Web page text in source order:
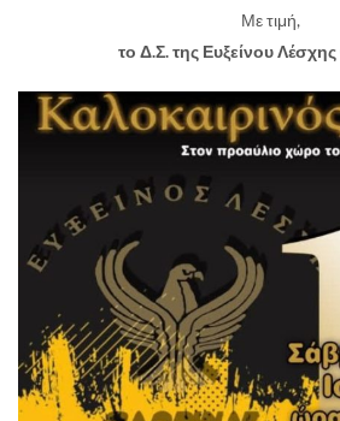
Με τιμή,
το Δ.Σ. της Ευξείνου